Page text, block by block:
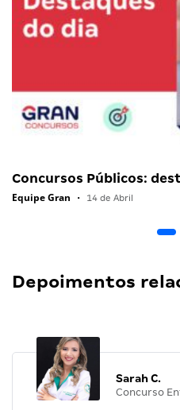
Concursos Públicos:
Equipe Gran • 14 de Abril
Depoimentos
Sarah C.
Concurso